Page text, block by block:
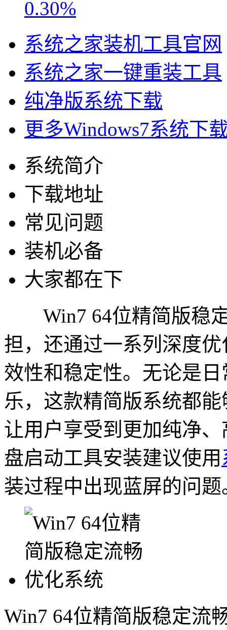
0.30%
系统之家装机工具官网
系统之家一键重装工具
纯净版系统下载
更多Windows7系统下
系统简介
下载地址
常见问题
装机必备
大家都在下
Win7 64位精简版稳定
担，还通过一系列深度
效性和稳定性。无论是
乐，这款精简版系统都
让用户享受到更加纯净
盘启动工具安装建议使用
装过程中出现蓝屏的问题
Win7 64位精简版稳定流